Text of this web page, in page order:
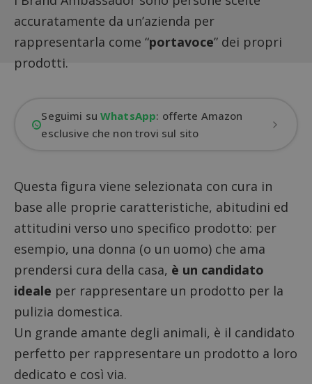
accuratamente da un’azienda per
rappresentarla come “portavoce” dei propri
prodotti.
Seguimi suWhatsApp: offerte Amazon
esclusive che non trovi sul sito
Questa figura viene selezionata con cura in
base alle proprie caratteristiche, abitudini ed
attitudini verso uno specifico prodotto: per
esempio, una donna (o un uomo) che ama
prendersi cura della casa, è un candidato
ideale per rappresentare un prodotto per la
pulizia domestica.
Un grande amante degli animali, è il candidato
perfetto per rappresentare un prodotto a loro
dedicato e così via.